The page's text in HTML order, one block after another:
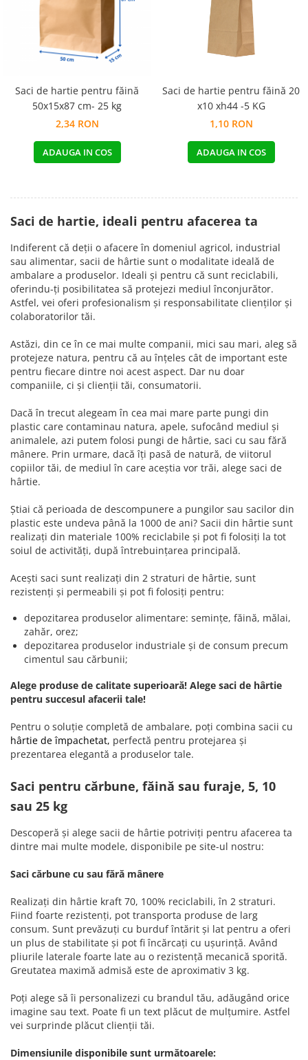
Saci de hartie pentru făină
50x15x87 cm- 25 kg
2,34 RON
ADAUGA IN COS
Saci de hartie pentru făină 20
x10 xh44 -5 KG
1,10 RON
ADAUGA IN COS
Saci de hartie, ideali pentru afacerea ta
Indiferent că deții o afacere în domeniul agricol, industrial
sau alimentar, sacii de hârtie sunt o modalitate ideală de
ambalare a produselor. Ideali și pentru că sunt reciclabili,
oferindu-ți posibilitatea să protejezi mediul înconjurător.
Astfel, vei oferi profesionalism și responsabilitate clienților și
colaboratorilor tăi.
Astăzi, din ce în ce mai multe companii, mici sau mari, aleg să
protejeze natura, pentru că au înțeles cât de important este
pentru fiecare dintre noi acest aspect. Dar nu doar
companiile, ci și clienții tăi, consumatorii.
Dacă în trecut alegeam în cea mai mare parte pungi din
plastic care contaminau natura, apele, sufocând mediul și
animalele, azi putem folosi pungi de hârtie, saci cu sau fără
mânere. Prin urmare, dacă îți pasă de natură, de viitorul
copiilor tăi, de mediul în care aceștia vor trăi, alege saci de
hârtie.
Știai că perioada de descompunere a pungilor sau sacilor din
plastic este undeva până la 1000 de ani? Sacii din hârtie sunt
realizați din materiale 100% reciclabile și pot fi folosiți la tot
soiul de activități, după întrebuințarea principală.
Acești saci sunt realizați din 2 straturi de hârtie, sunt
rezistenți și permeabili și pot fi folosiți pentru:
depozitarea produselor alimentare: semințe, făină, mălai,
zahăr, orez;
depozitarea produselor industriale și de consum precum
cimentul sau cărbunii;
Alege produse de calitate superioară! Alege saci de hârtie
pentru succesul afacerii tale!
Pentru o soluție completă de ambalare, poți combina sacii cu
hârtie de împachetat, perfectă pentru protejarea și
prezentarea elegantă a produselor tale.
Saci pentru cărbune, făină sau furaje, 5, 10
sau 25 kg
Descoperă și alege sacii de hârtie potriviți pentru afacerea ta
dintre mai multe modele, disponibile pe site-ul nostru:
Saci cărbune cu sau fără mânere
Realizați din hârtie kraft 70, 100% reciclabili, în 2 straturi.
Fiind foarte rezistenți, pot transporta produse de larg
consum. Sunt prevăzuți cu burduf întărit și lat pentru a oferi
un plus de stabilitate și pot fi încărcați cu ușurință. Având
pliurile laterale foarte late au o rezistență mecanică sporită.
Greutatea maximă admisă este de aproximativ 3 kg.
Poți alege să îi personalizezi cu brandul tău, adăugând orice
imagine sau text. Poate fi un text plăcut de mulțumire. Astfel
vei surprinde plăcut clienții tăi.
Dimensiunile disponibile sunt următoarele: